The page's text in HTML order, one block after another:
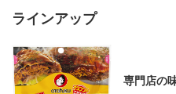
ラインアップ
専門店の